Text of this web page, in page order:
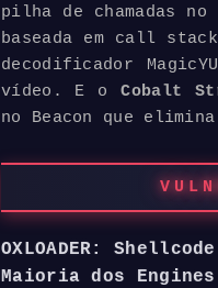
pilha de chamadas no
baseada em call
decodificador
vídeo. E o
Cobalt
no Beacon que
OXLOADER:Shellcode
Maioria dos Engines